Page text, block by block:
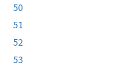
50
51
52
53